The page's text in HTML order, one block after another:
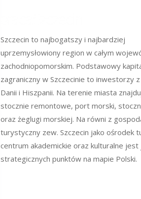
Szczecin to najbogatszy i najbardziej
uprzemysłowiony region w całym
zachodniopomorskim. Podstawowy
zagraniczny w Szczecinie to inwestorzy
Danii i Hiszpanii. Na terenie miasta
stocznie remontowe, port morski,
oraz żeglugi morskiej. Na równi z
turystyczny zew. Szczecin jako ośrodek
centrum akademickie oraz kulturalne
strategicznych punktów na mapie Polski.